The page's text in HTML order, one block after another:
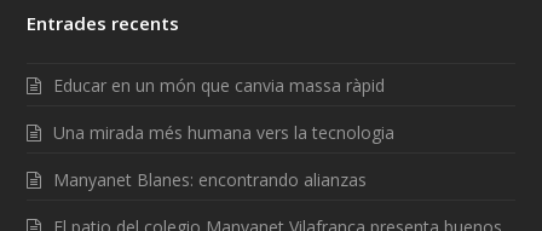
Entrades recents
Educar en un món que canvia massa ràpid
Una mirada més humana vers la tecnologia
Manyanet Blanes: encontrando alianzas
El patio del colegio Manyanet Vilafranca presenta buenos